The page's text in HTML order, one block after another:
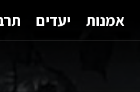
אמנות יעדים